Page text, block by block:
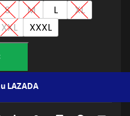
S M L
XL
XXL
XXXL
SHOPEE
LAZADA